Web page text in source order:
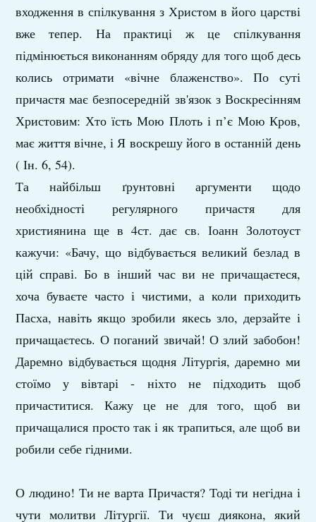
входження в спілкування з Христом в його царстві
вже тепер. На практиці ж це спілкування
підмінюється виконанням обряду для того щоб десь
колись отримати «вічне блаженство». По суті
причастя має безпосередній зв'язок з Воскресінням
Христовим: Хто їсть Мою Плоть і п’є Мою Кров,
має життя вічне, і Я воскрешу його в останній день
( Ін. 6, 54).
Та найбільш ґрунтовні аргументи щодо
необхідності регулярного причастя для
християнина ще в 4ст. дає св. Іоанн Золотоуст
кажучи: «Бачу, що відбувається великий безлад в
цій справі. Бо в інший час ви не причащаєтеся,
хоча буваєте часто і чистими, а коли приходить
Пасха, навіть якщо зробили якесь зло, дерзайте і
причащаєтесь. О поганий звичай! О злий забобон!
Даремно відбувається щодня Літургія, даремно ми
стоїмо у вівтарі - ніхто не підходить щоб
причаститися. Кажу це не для того, щоб ви
причащалися просто так і як трапиться, але щоб ви
робили себе гідними.
О людино! Ти не варта Причастя? Тоді ти негідна і
чути молитви Літургії. Ти чуєш диякона, який